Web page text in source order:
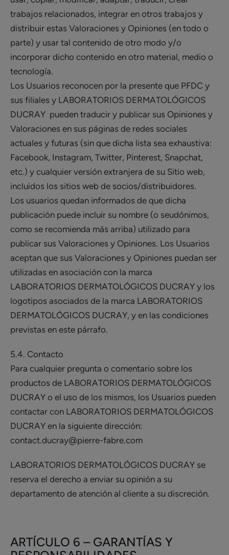
trabajos relacionados, integrar en otros trabajos y
distribuir estas Valoraciones y Opiniones (en todo o
parte) y usar tal contenido de otro modo y/o
incorporar dicho contenido en otro material, medio o
tecnología.
Los Usuarios reconocen por la presente que PFDC y
sus filiales y LABORATORIOS DERMATOLÓGICOS
DUCRAY pueden traducir y publicar sus Opiniones y
Valoraciones en sus páginas de redes sociales
actuales y futuras (sin que dicha lista sea exhaustiva:
Facebook, Instagram, Twitter, Pinterest, Snapchat,
etc.) y cualquier versión extranjera de su Sitio web,
incluidos los sitios web de socios/distribuidores.
Los usuarios quedan informados de que dicha
publicación puede incluir su nombre (o seudónimos,
como se recomienda más arriba) utilizado para
publicar sus Valoraciones y Opiniones. Los Usuarios
aceptan que sus Valoraciones y Opiniones puedan ser
utilizadas en asociación con la marca
LABORATORIOS DERMATOLÓGICOS DUCRAY y los
logotipos asociados de la marca LABORATORIOS
DERMATOLÓGICOS DUCRAY, y en las condiciones
previstas en este párrafo.
5.4. Contacto
Para cualquier pregunta o comentario sobre los
productos de LABORATORIOS DERMATOLÓGICOS
DUCRAY o el uso de los mismos, los Usuarios pueden
contactar con LABORATORIOS DERMATOLÓGICOS
DUCRAY en la siguiente dirección:
contact.ducray@pierre-fabre.com
LABORATORIOS DERMATOLÓGICOS DUCRAY se
reserva el derecho a enviar su opinión a su
departamento de atención al cliente a su discreción.
ARTÍCULO 6 – GARANTÍAS Y